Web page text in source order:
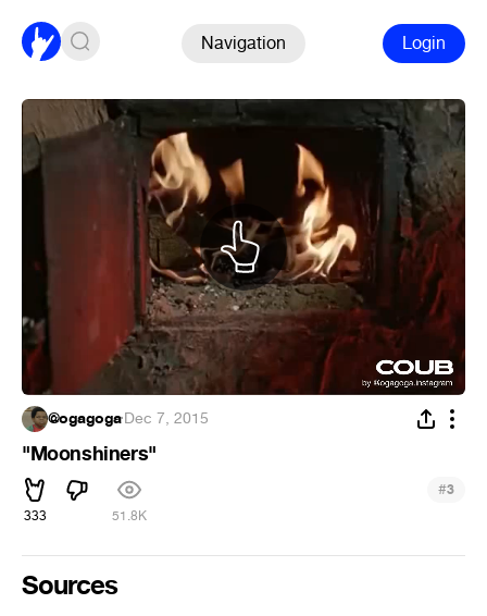
Navigation Login
@ogagoga·Dec 7, 2015
"Moonshiners"
333 51.8K
#3
Sources